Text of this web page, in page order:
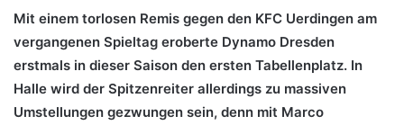
Mit einem torlosen Remis gegen den KFC Uerdingen am
vergangenen Spieltag eroberte Dynamo Dresden
erstmals in dieser Saison den ersten Tabellenplatz. In
Halle wird der Spitzenreiter allerdings zu massiven
Umstellungen gezwungen sein, denn mit Marco